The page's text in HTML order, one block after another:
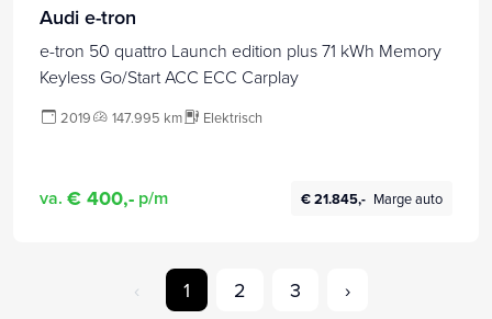
Audi e-tron
e-tron 50 quattro Launch edition plus 71 kWh Memory
Keyless Go/Start ACC ECC Carplay
2019 147.995 km Elektrisch
va. € 400,- p/m € 21.845,- Marge auto
‹ 1 2 3 ›